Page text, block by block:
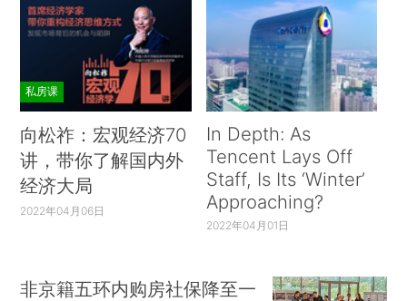
私房课
向松祚：宏观经济70
讲，带你了解国内外
经济大局
2022年04月06日
In Depth: As
Tencent Lays Off
Staff, Is Its ‘Winter’
Approaching?
2022年04月01日
非京籍五环内购房社保降至一